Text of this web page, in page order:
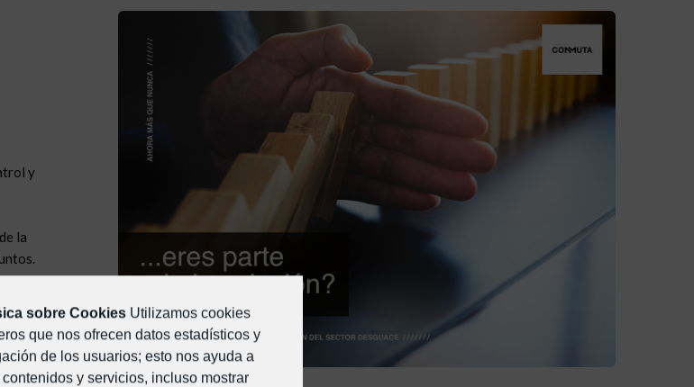
sobre Cookies Utilizamos cookies
que nos ofrecen datos estadísticos y
de los usuarios; esto nos ayuda a
y servicios, incluso mostrar
y
la